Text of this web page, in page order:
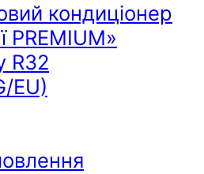
кондиціонер
PREMIUM»
R32
EU)